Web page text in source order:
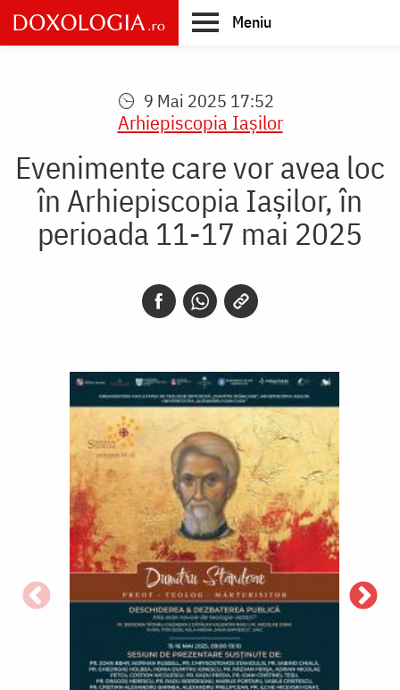
Skip
to
main
Meniu
9 Mai 2025 17:52
Arhiepiscopia Iaşilor
Evenimente care vor avea loc
în Arhiepiscopia Iaşilor, în
perioada 11-17 mai 2025